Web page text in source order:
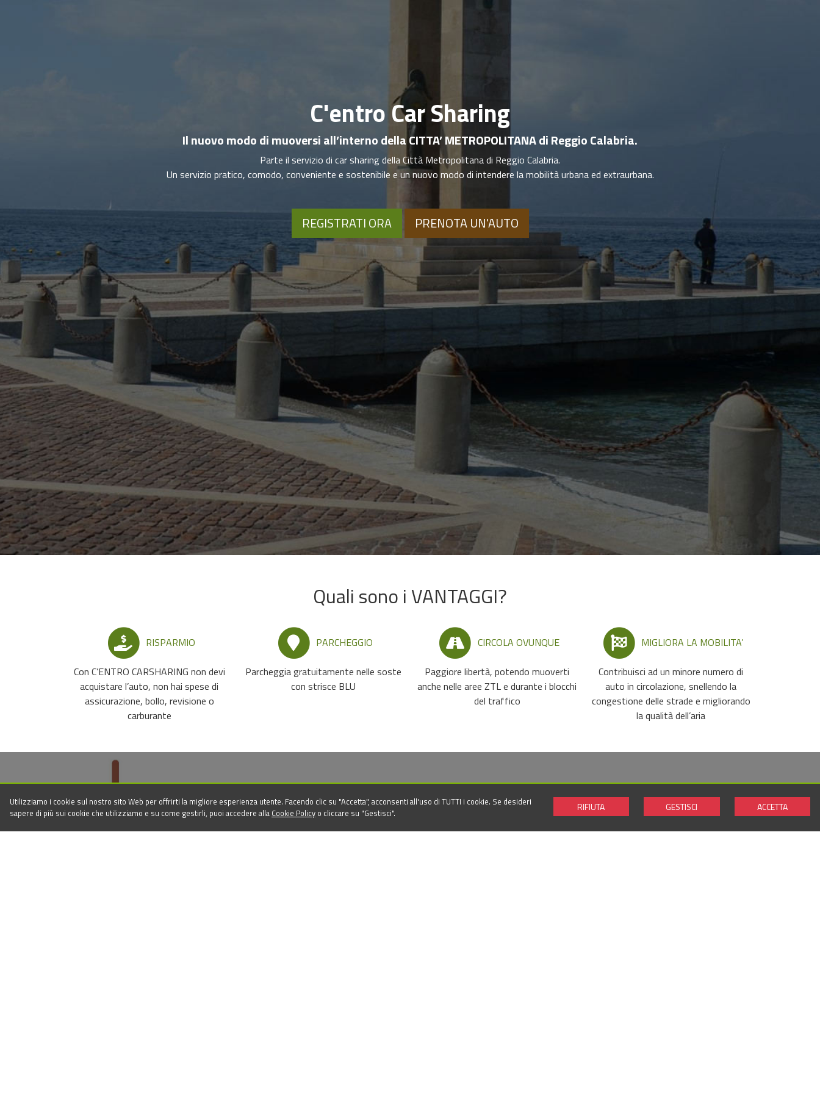
C'entro Car Sharing
Il nuovo modo di muoversi all’interno della CITTA’ METROPOLITANA di Reggio Calabria.
Parte il servizio di car sharing della Città Metropolitana di Reggio Calabria.
Un servizio pratico, comodo, conveniente e sostenibile e un nuovo modo di intendere la mobilità urbana ed extraurbana.
REGISTRATI ORA PRENOTA UN'AUTO
Quali sono i VANTAGGI?
RISPARMIO
Con C’ENTRO CARSHARING non devi
acquistare l’auto, non hai spese di
assicurazione, bollo, revisione o
carburante
PARCHEGGIO
Parcheggia gratuitamente nelle soste
con strisce BLU
CIRCOLA OVUNQUE
Paggiore libertà, potendo muoverti
anche nelle aree ZTL e durante i blocchi
del traffico
MIGLIORA LA MOBILITA’
Contribuisci ad un minore numero di
auto in circolazione, snellendo la
congestione delle strade e migliorando
la qualità dell’aria
Utilizziamo i cookie sul nostro sito Web per offrirti la migliore esperienza utente. Facendo clic su "Accetta", acconsenti all'uso di TUTTI i cookie. Se desideri
sapere di più sui cookie che utilizziamo e su come gestirli, puoi accedere alla Cookie Policy o cliccare su "Gestisci".
RIFIUTA GESTISCI ACCETTA